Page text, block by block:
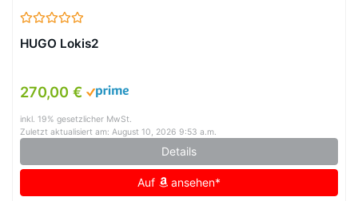
HUGO Lokis2
270,00 €
inkl. 19% gesetzlicher MwSt.
Zuletzt aktualisiert am: August 10, 2026 9:53 a.m.
Details
Auf ansehen*